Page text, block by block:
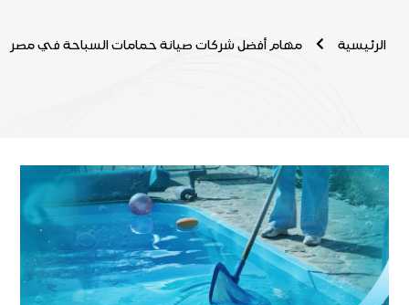
الرئيسية  مهام أفضل شركات صيانة حمامات السباحة في مصر